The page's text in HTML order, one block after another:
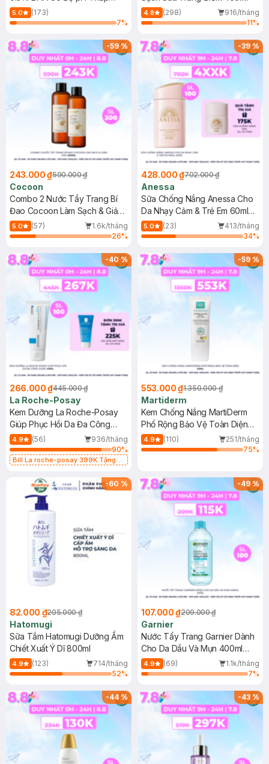
150ml
5.0
(173)
7%
4.8 (298)
916/tháng
11%
-59%
243.000 ₫590.000 ₫
Cocoon
Combo 2 Nước Tẩy Trang Bí
Đao Cocoon Làm Sạch & Giảm
Dầu 500ml
5.0 (57)
1.6k/tháng
26%
-39%
428.000 ₫702.000 ₫
Anessa
Sữa Chống Nắng Anessa Cho
Da Nhạy Cảm & Trẻ Em 60ml
(Mới)
5.0 (23)
413/tháng
34%
-40%
266.000 ₫445.000 ₫
La Roche-Posay
Kem Dưỡng La Roche-Posay
Giúp Phục Hồi Da Đa Công
Dụng 40ml
4.9 (56)
936/tháng
90%
Bill La roche-posay 399K Tặng
(SL có hạn)
-59%
553.000 ₫1.350.000 ₫
Martiderm
Kem Chống Nắng MartiDerm
Phổ Rộng Bảo Vệ Toàn Diện
40ml
4.9 (110)
251/tháng
75%
-60 %
82.000 ₫205.000 ₫
Hatomugi
Sữa Tắm Hatomugi Dưỡng Ẩm
Chiết Xuất Ý Dĩ 800ml
4.9 (123)
714/tháng
52%
-49%
107.000 ₫209.000 ₫
Garnier
Nước Tẩy Trang Garnier Dành
Cho Da Dầu Và Mụn 400ml
(Mới)
4.9 (69)
1.1k/tháng
7%
-44% -43%